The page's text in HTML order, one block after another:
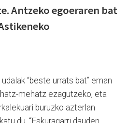
Antzeko egoeraren bat
“beste urrats bat” eman
mehatz ezagutzeko, eta
buruzko azterlan